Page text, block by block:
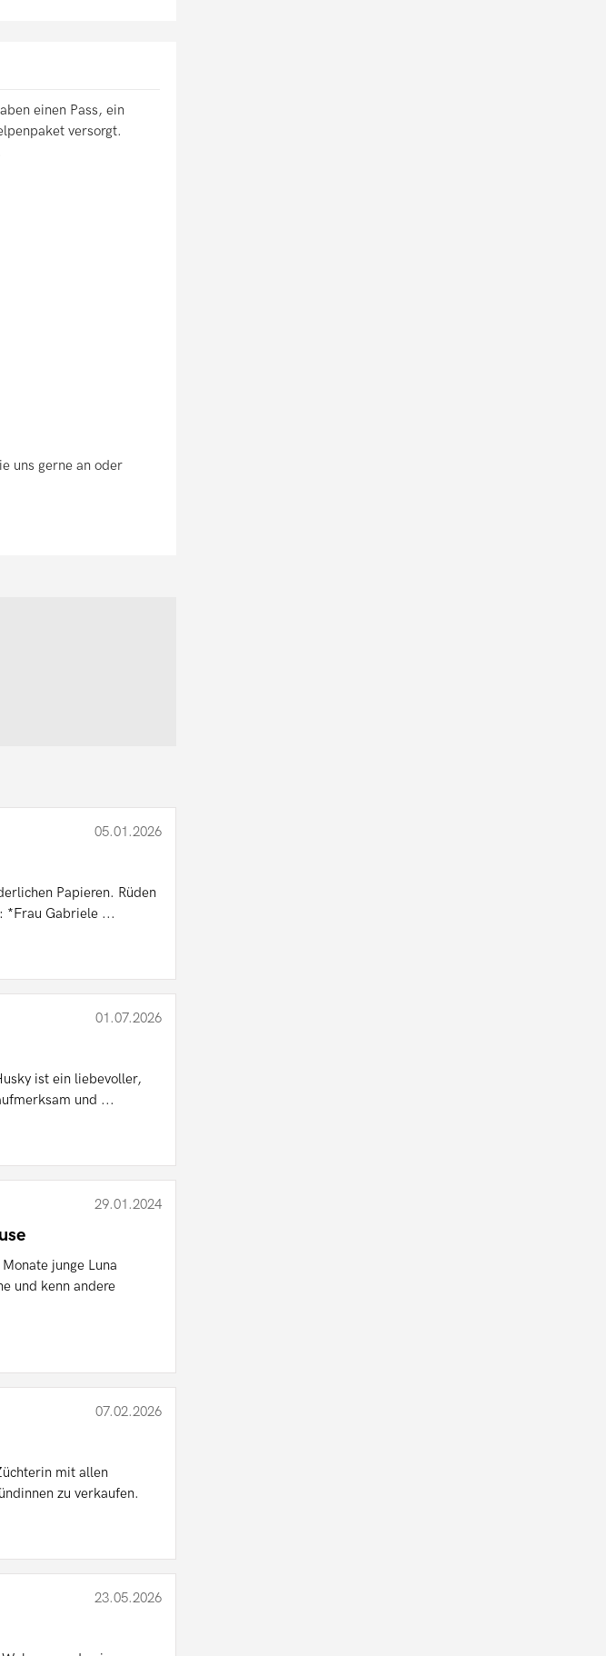
einen Pass, ein
versorgt.
uns gerne an oder
05.01.2026
Papieren. Rüden
*Frau Gabriele ...
01.07.2026
ist ein liebevoller,
und ...
29.01.2024
junge Luna
und kenn andere
07.02.2026
mit allen
zu verkaufen.
23.05.2026